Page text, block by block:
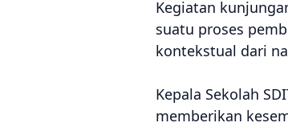
Kegiatan
suatu proses
kontekstual dari
Kepala Sekolah
memberikan